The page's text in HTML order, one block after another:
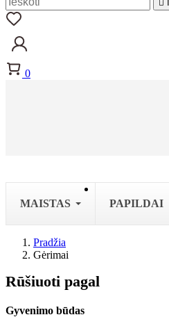

0
MAISTAS PAPILDAI
Pradžia
Gėrimai
Rūšiuoti pagal
Gyvenimo būdas